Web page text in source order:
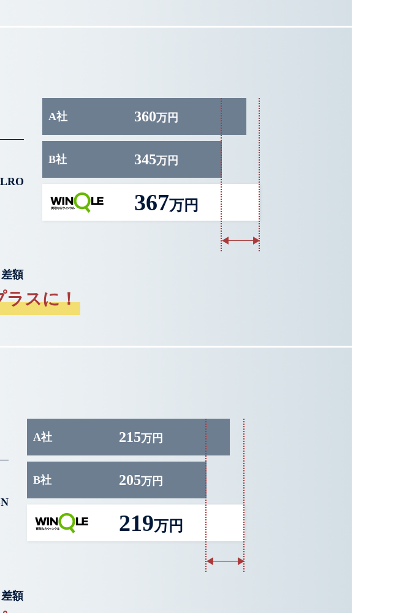
A社 360万円
B社 345万円
367万円
額
ラスに！
A社 215万円
B社 205万円
219万円
額